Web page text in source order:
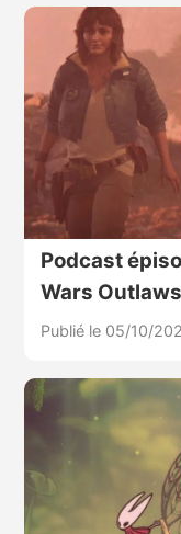
Podcast
Wars
Publié le 05/10/